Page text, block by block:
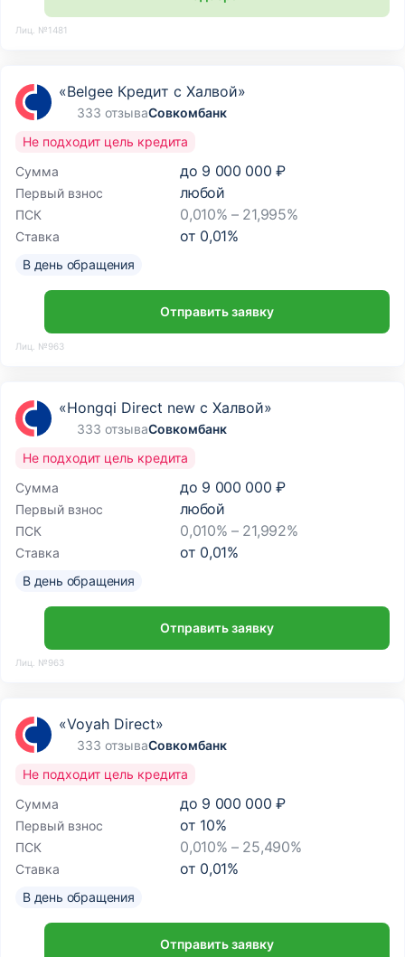
Лиц. №1481
«Belgee Кредит с Халвой»
333 отзываСовкомбанк
Сумма до 9 000 000 ₽
Первый взнос любой
ПСК 0,010% – 21,995%
Ставка от 0,01%
Не подходит цель кредита
В день обращения
Отправить заявку
Лиц. №963
«Hongqi Direct new с Халвой»
333 отзываСовкомбанк
Сумма до 9 000 000 ₽
Первый взнос любой
ПСК 0,010% – 21,992%
Ставка от 0,01%
Не подходит цель кредита
В день обращения
Отправить заявку
Лиц. №963
«Voyah Direct»
333 отзываСовкомбанк
Сумма до 9 000 000 ₽
Первый взнос от 10%
ПСК 0,010% – 25,490%
Ставка от 0,01%
Не подходит цель кредита
В день обращения
Отправить заявку